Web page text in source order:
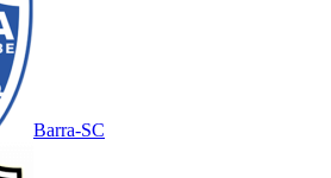
Barra-SC